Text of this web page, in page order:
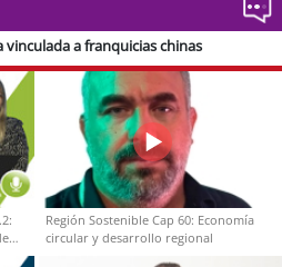
a franquicias chinas
Región Sostenible Cap 60: Economía
circular y desarrollo regional